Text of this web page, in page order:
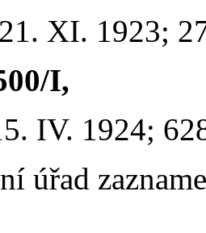
21. XI. 1923;
I,
IV. 1924;
úřad